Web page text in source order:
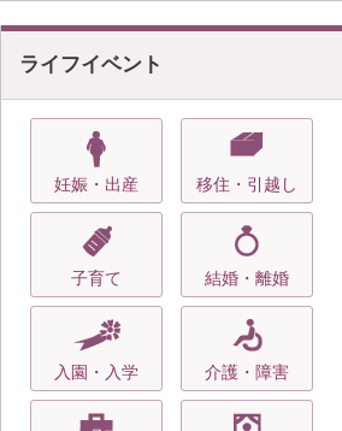
ライフイベント
妊娠・出産 移住・引越し
子育て 結婚・離婚
入園・入学 介護・障害